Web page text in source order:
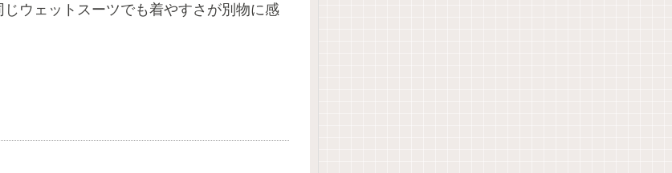
ウェットスーツでも着やすさが別物に感